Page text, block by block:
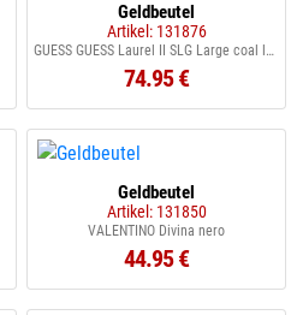
Geldbeutel
Artikel: 131876
GUESS GUESS Laurel II SLG Large coal logo
74.95 €
Geldbeutel
Artikel: 131850
VALENTINO Divina nero
44.95 €